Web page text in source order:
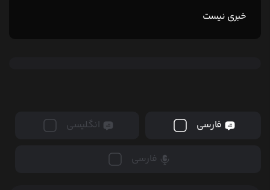
خبری نیست
فارسی انگلیسی
فارسی